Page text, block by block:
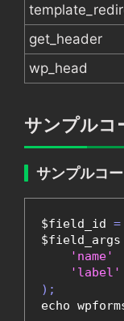
get_header
wp_head
サンプルコ
サンプルコ
$field_id =
$field_args
'name'
'label'
);
echo